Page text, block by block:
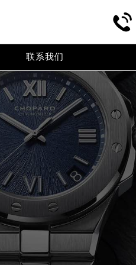

联系我们